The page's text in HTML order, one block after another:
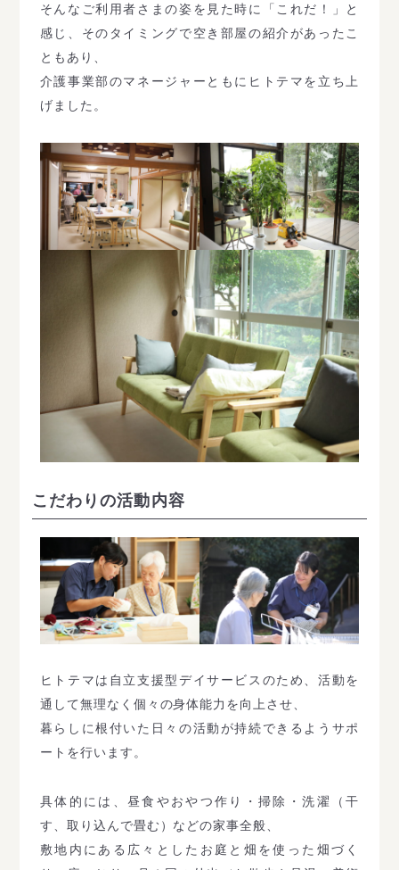
そんなご利用者さまの姿を見た時に「これだ！」と
感じ、そのタイミングで空き部屋の紹介があったこ
ともあり、
介護事業部のマネージャーともにヒトテマを立ち上
げました。
こだわりの活動内容
ヒトテマは自立支援型デイサービスのため、活動を
通して無理なく個々の身体能力を向上させ、
暮らしに根付いた日々の活動が持続できるようサポ
ートを行います。
具体的には、昼食やおやつ作り・掃除・洗濯（干
す、取り込んで畳む）などの家事全般、
敷地内にある広々としたお庭と畑を使った畑づく